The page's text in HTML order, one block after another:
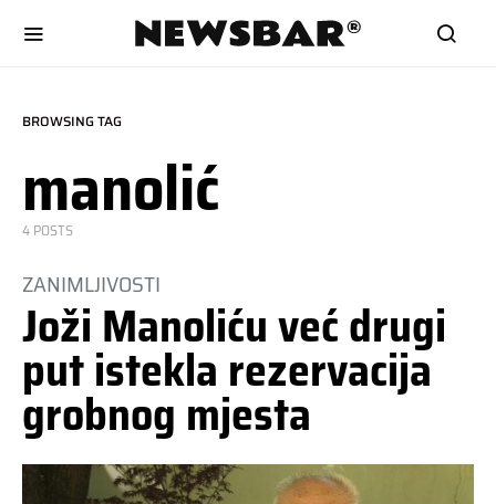
BROWSING TAG
manolić
4 POSTS
ZANIMLJIVOSTI
Joži Manoliću već drugi
put istekla rezervacija
grobnog mjesta